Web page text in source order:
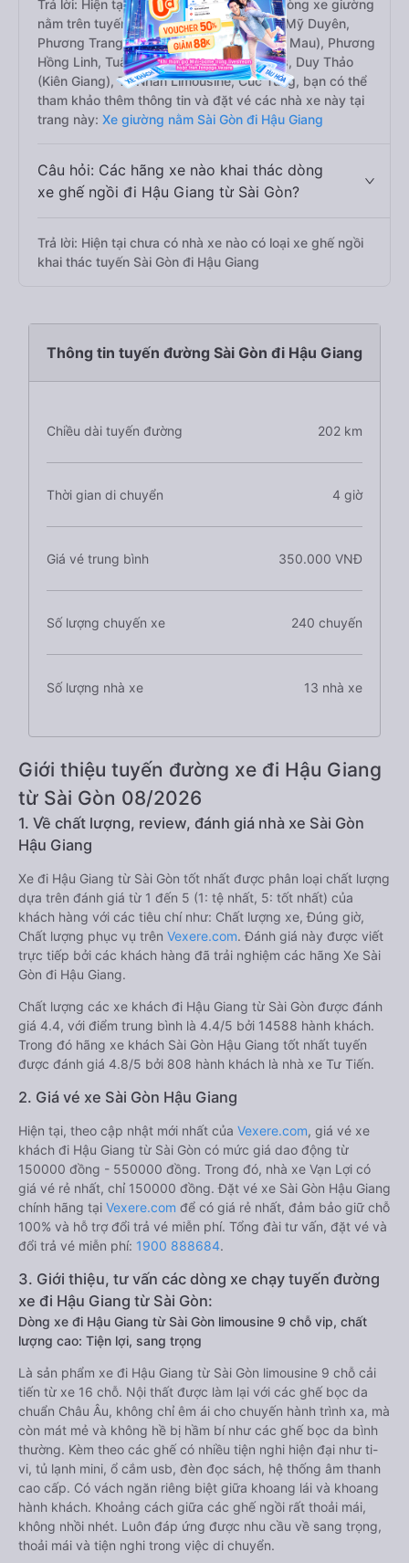
Trả lời: Hiện tại có 11 hãng xe khai thác dòng xe giường
nằm trên tuyến đường này là xe Vạn Lợi, Mỹ Duyên,
Phương Trang, Bảo Nguyên, Bảo Hân (Cà Mau), Phương
Hồng Linh, Tuấn Hiệp, Bốn Luyện Express, Duy Thảo
(Kiên Giang), Trí Nhân Limousine, Cúc Tùng, bạn có thể
tham khảo thêm thông tin và đặt vé các nhà xe này tại
trang này: Xe giường nằm Sài Gòn đi Hậu Giang
Câu hỏi: Các hãng xe nào khai thác dòng
xe ghế ngồi đi Hậu Giang từ Sài Gòn?
Trả lời: Hiện tại chưa có nhà xe nào có loại xe ghế ngồi
khai thác tuyến Sài Gòn đi Hậu Giang
Thông tin tuyến đường Sài Gòn đi Hậu Giang
Chiều dài tuyến đường 202 km
Thời gian di chuyển 4 giờ
Giá vé trung bình 350.000 VNĐ
Số lượng chuyến xe 240 chuyến
Số lượng nhà xe 13 nhà xe
Giới thiệu tuyến đường xe đi Hậu Giang
từ Sài Gòn 08/2026
1. Về chất lượng, review, đánh giá nhà xe Sài Gòn
Hậu Giang
Xe đi Hậu Giang từ Sài Gòn tốt nhất được phân loại chất lượng
dựa trên đánh giá từ 1 đến 5 (1: tệ nhất, 5: tốt nhất) của
khách hàng với các tiêu chí như: Chất lượng xe, Đúng giờ,
Chất lượng phục vụ trên Vexere.com. Đánh giá này được viết
trực tiếp bởi các khách hàng đã trải nghiệm các hãng Xe Sài
Gòn đi Hậu Giang.
Chất lượng các xe khách đi Hậu Giang từ Sài Gòn được đánh
giá 4.4, với điểm trung bình là 4.4/5 bởi 14588 hành khách.
Trong đó hãng xe khách Sài Gòn Hậu Giang tốt nhất tuyến
được đánh giá 4.8/5 bởi 808 hành khách là nhà xe Tư Tiến.
2. Giá vé xe Sài Gòn Hậu Giang
Hiện tại, theo cập nhật mới nhất của Vexere.com, giá vé xe
khách đi Hậu Giang từ Sài Gòn có mức giá dao động từ
150000 đồng - 550000 đồng. Trong đó, nhà xe Vạn Lợi có
giá vé rẻ nhất, chỉ 150000 đồng. Đặt vé xe Sài Gòn Hậu Giang
chính hãng tại Vexere.com để có giá rẻ nhất, đảm bảo giữ chỗ
100% và hỗ trợ đổi trả vé miễn phí. Tổng đài tư vấn, đặt vé và
đổi trả vé miễn phí: 1900 888684.
3. Giới thiệu, tư vấn các dòng xe chạy tuyến đường
xe đi Hậu Giang từ Sài Gòn:
Dòng xe đi Hậu Giang từ Sài Gòn limousine 9 chỗ vip, chất
lượng cao: Tiện lợi, sang trọng
Là sản phẩm xe đi Hậu Giang từ Sài Gòn limousine 9 chỗ cải
tiến từ xe 16 chỗ. Nội thất được làm lại với các ghế bọc da
chuẩn Châu Âu, không chỉ êm ái cho chuyến hành trình xa, mà
còn mát mẻ và không hề bị hầm bí như các ghế bọc da bình
thường. Kèm theo các ghế có nhiều tiện nghi hiện đại như ti-
vi, tủ lạnh mini, ổ cắm usb, đèn đọc sách, hệ thống âm thanh
cao cấp. Có vách ngăn riêng biệt giữa khoang lái và khoang
hành khách. Khoảng cách giữa các ghế ngồi rất thoải mái,
không nhồi nhét. Luôn đáp ứng được nhu cầu về sang trọng,
thoải mái và tiện nghi trong việc di chuyển.